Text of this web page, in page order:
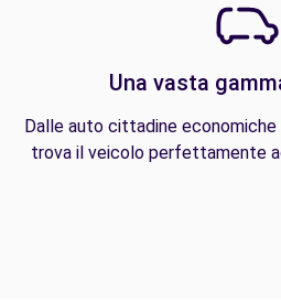
Una vasta
Dalle auto cittadine economiche
trova il veicolo perfettamente